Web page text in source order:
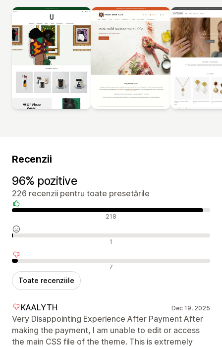
Recenzii
96% pozitive
226 recenzii pentru toate presetările
Recenzii pozitive 218
Recenzii neutre 1
Recenzii negative 7
Toate recenziile
KAALYTH Dec 19, 2025
Very Disappointing Experience After Payment After
making the payment, I am unable to edit or access
the main CSS file of the theme. This is extremely